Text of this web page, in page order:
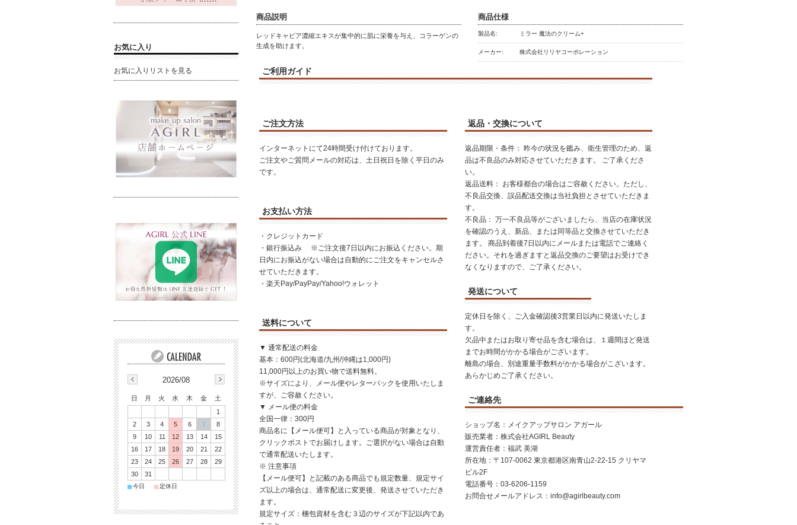
商品説明
レッドキャビア濃縮エキスが集中的に肌に栄養を与え、コラーゲンの
生成を助けます。
商品仕様
製品名: ミラー 魔法のクリーム+
メーカー: 株式会社リリヤコーポレーション
ご利用ガイド
ご注文方法
インターネットにて24時間受け付けております。
ご注文やご質問メールの対応は、土日祝日を除く平日のみ
です。
お支払い方法
・クレジットカード
・銀行振込み ※ご注文後7日以内にお振込ください。期
日内にお振込がない場合は自動的にご注文をキャンセルさ
せていただきます。
・楽天Pay/PayPay/Yahoo!ウォレット
送料について
▼ 通常配送の料金
基本：600円(北海道/九州/沖縄は1,000円)
11,000円以上のお買い物で送料無料。
※サイズにより、メール便やレターパックを使用いたしま
すが、ご容赦ください。
▼ メール便の料金
全国一律：300円
商品名に【メール便可】と入っている商品が対象となり、
クリックポストでお届けします。ご選択がない場合は自動
で通常配送いたします。
※ 注意事項
【メール便可】と記載のある商品でも規定数量、規定サイ
ズ以上の場合は、通常配送に変更後、発送させていただき
ます。
規定サイズ：梱包資材を含む３辺のサイズが下記以内であ
返品・交換について
返品期限・条件： 昨今の状況を鑑み、衛生管理のため、返
品は不良品のみ対応させていただきます。 ご了承くださ
い。
返品送料： お客様都合の場合はご容赦ください。ただし、
不良品交換、誤品配送交換は当社負担とさせていただきま
す。
不良品： 万一不良品等がございましたら、当店の在庫状況
を確認のうえ、新品、または同等品と交換させていただき
ます。 商品到着後7日以内にメールまたは電話でご連絡く
ださい。それを過ぎますと返品交換のご要望はお受けでき
なくなりますので、ご了承ください。
発送について
定休日を除く、ご入金確認後3営業日以内に発送いたしま
す。
欠品中またはお取り寄せ品を含む場合は、１週間ほど発送
までお時間がかかる場合がございます。
離島の場合、別途重量手数料がかかる場合がこざいます。
あらかじめご了承ください。
ご連絡先
ショップ名：メイクアップサロン アガール
販売業者：株式会社AGIRL Beauty
運営責任者：福武 美湖
所在地：〒107-0062 東京都港区南青山2-22-15 クリヤマ
ビル2F
電話番号： 03-6206-1159
お問合せメールアドレス：info@agirlbeauty.com
お気に入り
お気に入りリストを見る
2026/08
日 月 火 水 木 金
土
1
2
3 4 5 6 7
8
9
10 11 12 13 14
15
16
17 18 19 20 21
22
23
24 25 26 27 28
29
30
31
■今日 ■定休日